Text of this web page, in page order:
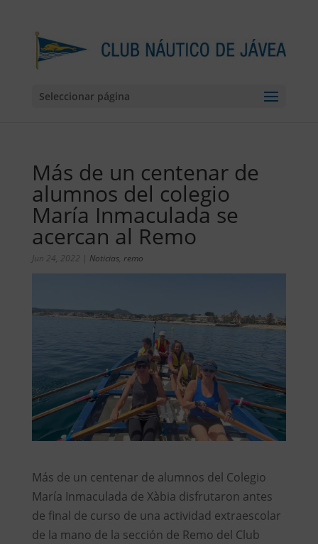
Seleccionar página
Más de un centenar de
alumnos del colegio
María Inmaculada se
acercan al Remo
Jun 24, 2022 | Noticias, remo
Más de un centenar de alumnos del Colegio
María Inmaculada de Xàbia disfrutaron antes
de final de curso de una actividad extraescolar
de la mano de la sección de Remo del Club